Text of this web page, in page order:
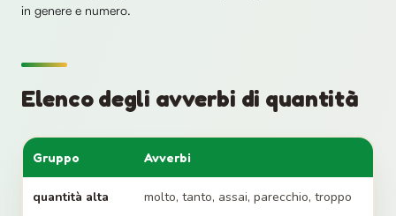
in genere e numero.
Elenco degli avverbi di quantità
Gruppo Avverbi
quantità alta molto, tanto, assai, parecchio, troppo